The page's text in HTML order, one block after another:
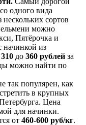
одного вида
сортов
можно
Пятёрочка и
начинкой из
310 до 360 рублей за
можно найти по
так популярен, как
в крупных
Цена
для начинки.
от 460-600 руб/кг.